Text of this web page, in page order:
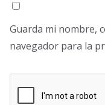
Guarda mi nombre,
navegador para la